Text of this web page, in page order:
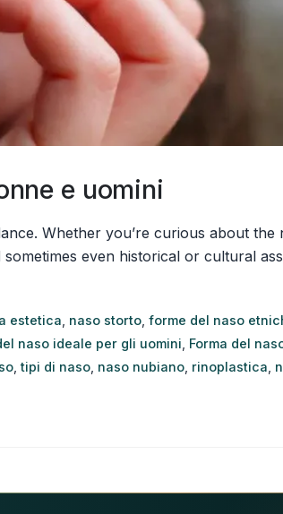
e uomini
Whether you’re curious about
even historical or cultural
estetica naso storto ,forme del naso
naso ideale per gli uomini Forma del
,tipi di naso naso nubiano rinoplastica